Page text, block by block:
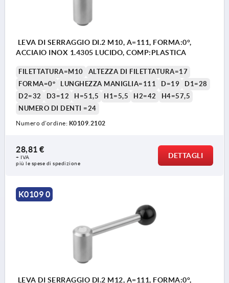
LEVA DI SERRAGGIO DI.2 M10, A=111, FORMA:0°,
ACCIAIO INOX 1.4305 LUCIDO, COMP:PLASTICA
FILETTATURA=M10
ALTEZZA DI FILETTATURA=17
FORMA=0°
LUNGHEZZA MANIGLIA=111 D=19
D1=28
D2=32
D3=12 H=51,5 H1=5,5 H2=42
H4=57,5
NUMERO DI DENTI =24
Numero d’ordine: K0109.2102
28,81 €
+ IVA
più le spese di spedizione
DETTAGLI
K0109 0
LEVA DI SERRAGGIO DI.2 M12, A=111, FORMA:0°,